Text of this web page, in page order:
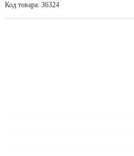
Код товара: 36324